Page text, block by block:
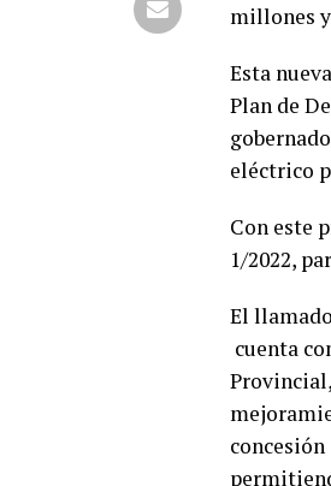
millones
Esta
Plan de
eléctrico
Con este
1/2022,
El
cuenta